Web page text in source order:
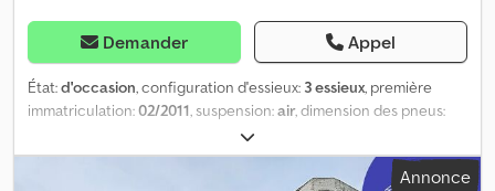
Demander Appel
État:d'occasion, configuration d'essieux: 3 essieux, première
immatriculation:02/2011, suspension:air, dimension des pneus:
, Année de construction:
Configuration des essieux Dimensions des pneus : 385/65 R22,5
Marque des essieux : SAF Freins : freins à disque Suspension :Annonce